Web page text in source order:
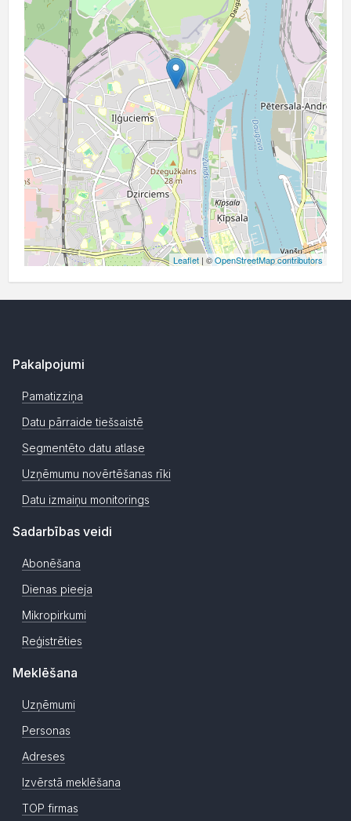
Leaflet | ©OpenStreetMap contributors
Pakalpojumi
Pamatizziņa
Datu pārraide tiešsaistē
Segmentēto datu atlase
Uzņēmumu novērtēšanas rīki
Datu izmaiņu monitorings
Sadarbības veidi
Abonēšana
Dienas pieeja
Mikropirkumi
Reģistrēties
Meklēšana
Uzņēmumi
Personas
Adreses
Izvērstā meklēšana
TOP firmas